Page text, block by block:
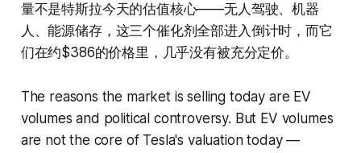
量不是特斯拉今天的估值核心——无人驾驶、机器
人、能源储存，这三个催化剂全部进入倒计时，而它
们在约$386的价格里，几乎没有被充分定价。
The reasons the market is selling today are EV
volumes and political controversy. But EV volumes
are not the core of Tesla's valuation today —